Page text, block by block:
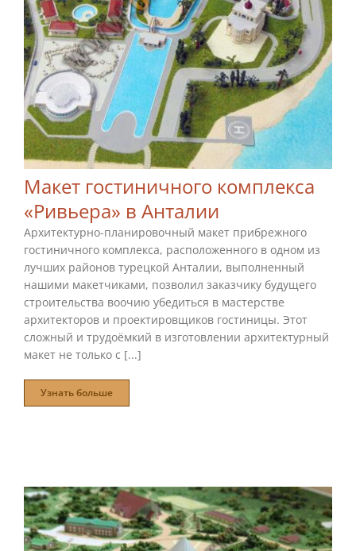
Макет гостиничного комплекса
«Ривьера» в Анталии
Архитектурно-планировочный макет прибрежного
гостиничного комплекса, расположенного в одном из
лучших районов турецкой Анталии, выполненный
нашими макетчиками, позволил заказчику будущего
строительства воочию убедиться в мастерстве
архитекторов и проектировщиков гостиницы. Этот
сложный и трудоёмкий в изготовлении архитектурный
макет не только с [...]
Узнать больше